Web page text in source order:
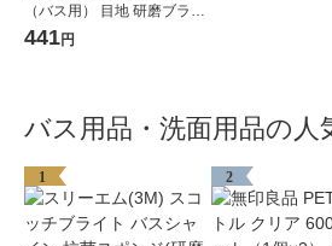
（バス用） 目地 研磨ブラシ
（研磨材入ブラシ＆ソフト
441円
バス用品・洗面用品の人
1 2